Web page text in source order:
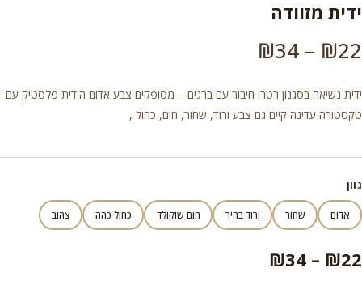
ידית מזוודה
₪22
–
₪34
מחירים:
עד
ידית נשיאה בסגנון רטרו חיבור עם ברגים – מסופקים צבע אדום הידית פלסטיק עם
טקסטורה עדינה קיים גם צבע ורוד, שחור, חום, כחול ,
גוון
אדום שחור ורוד בהיר חום שוקולד כחול כהה צהוב
₪22
–
₪34